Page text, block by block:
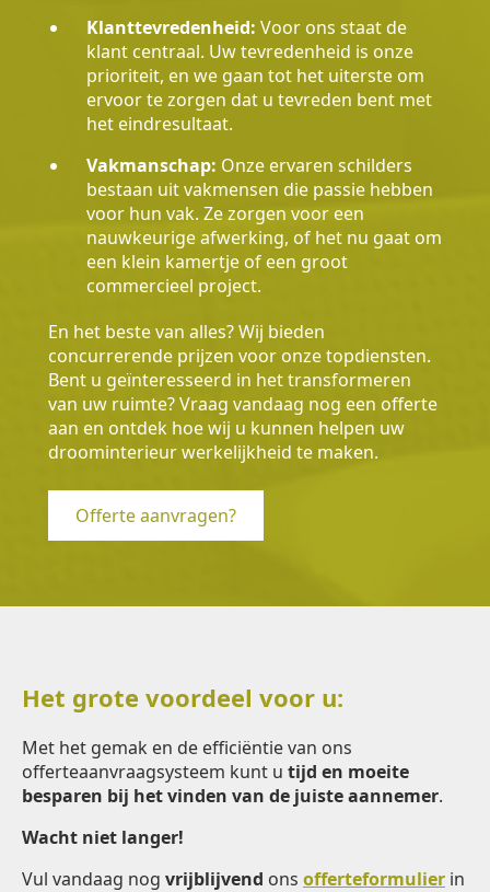
Klanttevredenheid: Voor ons staat de
klant centraal. Uw tevredenheid is onze
prioriteit, en we gaan tot het uiterste om
ervoor te zorgen dat u tevreden bent met
het eindresultaat.
Vakmanschap: Onze ervaren schilders
bestaan uit vakmensen die passie hebben
voor hun vak. Ze zorgen voor een
nauwkeurige afwerking, of het nu gaat om
een klein kamertje of een groot
commercieel project.
En het beste van alles? Wij bieden
concurrerende prijzen voor onze topdiensten.
Bent u geïnteresseerd in het transformeren
van uw ruimte? Vraag vandaag nog een offerte
aan en ontdek hoe wij u kunnen helpen uw
droominterieur werkelijkheid te maken.
Offerte aanvragen?
Het grote voordeel voor u:
Met het gemak en de efficiëntie van ons
offerteaanvraagsysteem kunt u tijd en moeite
besparen bij het vinden van de juiste aannemer.
Wacht niet langer!
Vul vandaag nog vrijblijvend ons offerteformulier in